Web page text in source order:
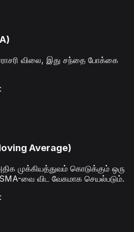
விலை, இது சந்தை போக்கை
:
Average)
முக்கியத்துவம் கொடுக்கும் ஒரு
வை விட வேகமாக செயல்படும்.
: